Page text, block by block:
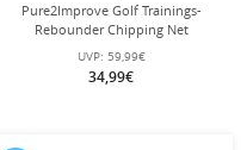
Pure2Improve Golf Trainings-
Rebounder Chipping Net
schwarz/rot 88x82x80cm
UVP: 59,99€
34,99€